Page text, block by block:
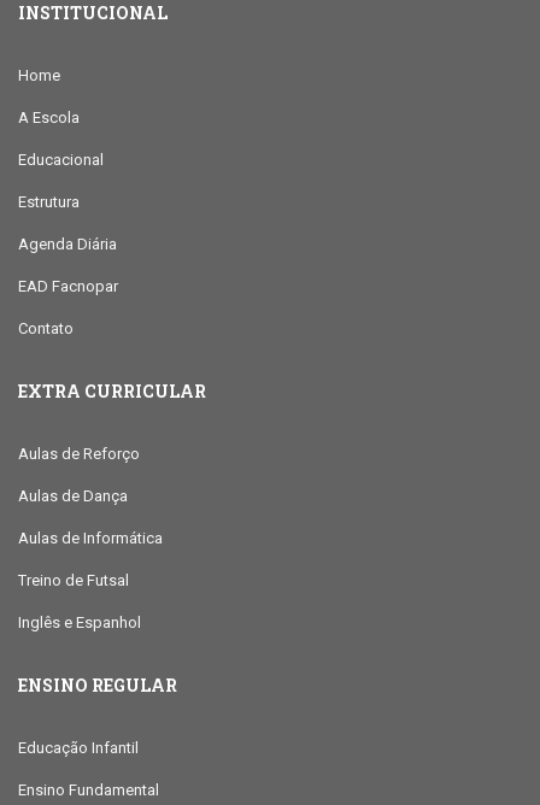
INSTITUCIONAL
Home
A Escola
Educacional
Estrutura
Agenda Diária
EAD Facnopar
Contato
EXTRA CURRICULAR
Aulas de Reforço
Aulas de Dança
Aulas de Informática
Treino de Futsal
Inglês e Espanhol
ENSINO REGULAR
Educação Infantil
Ensino Fundamental